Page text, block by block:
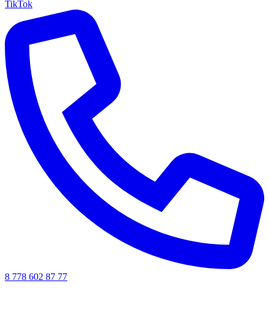
TikTok
8 ‪778 602 87 77